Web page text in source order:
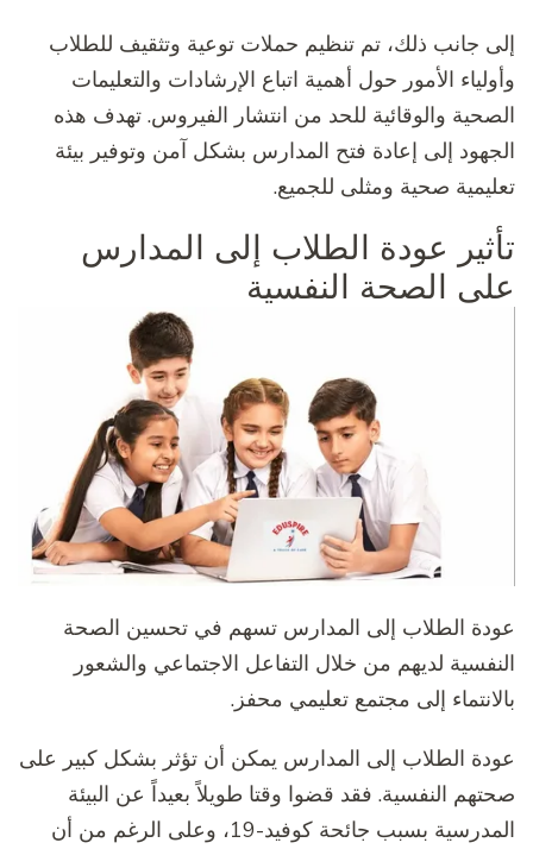
إلى جانب ذلك، تم تنظيم حملات توعية وتثقيف للطلاب
وأولياء الأمور حول أهمية اتباع الإرشادات والتعليمات
الصحية والوقائية للحد من انتشار الفيروس. تهدف هذه
الجهود إلى إعادة فتح المدارس بشكل آمن وتوفير بيئة
تعليمية صحية ومثلى للجميع.
تأثير عودة الطلاب إلى المدارس
على الصحة النفسية
عودة الطلاب إلى المدارس تسهم في تحسين الصحة
النفسية لديهم من خلال التفاعل الاجتماعي والشعور
بالانتماء إلى مجتمع تعليمي محفز.
عودة الطلاب إلى المدارس يمكن أن تؤثر بشكل كبير على
صحتهم النفسية. فقد قضوا وقتا طويلاً بعيداً عن البيئة
المدرسية بسبب جائحة كوفيد-19، وعلى الرغم من أن